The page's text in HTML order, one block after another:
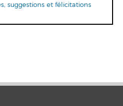
suggestions et félicitations